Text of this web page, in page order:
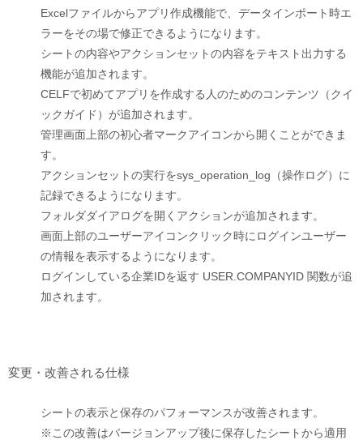
Excelファイルからアプリ作成機能で、データインポート時エ
ラーをその場で修正できるようになります。
シートの内容やアクションセットの内容をテキスト出力する
機能が追加されます。
CELFで初めてアプリを作成する人のためのコンテンツ（クイ
ックガイド）が追加されます。
管理画面上部の初心者マークアイコンから開くことができま
す。
アクションセットの実行をsys_operation_log（操作ログ）に
記録できるようになります。
フォルダダイアログを開くアクションが追加されます。
画面上部のユーザーアイコンクリック時にログインユーザー
の情報を表示するようになります。
ログインしている企業IDを返す USER.COMPANYID 関数が追
加されます。
変更・改善される仕様
シートの表示と保存のパフォーマンスが改善されます。
※この改善はバージョンアップ後に保存したシートから適用